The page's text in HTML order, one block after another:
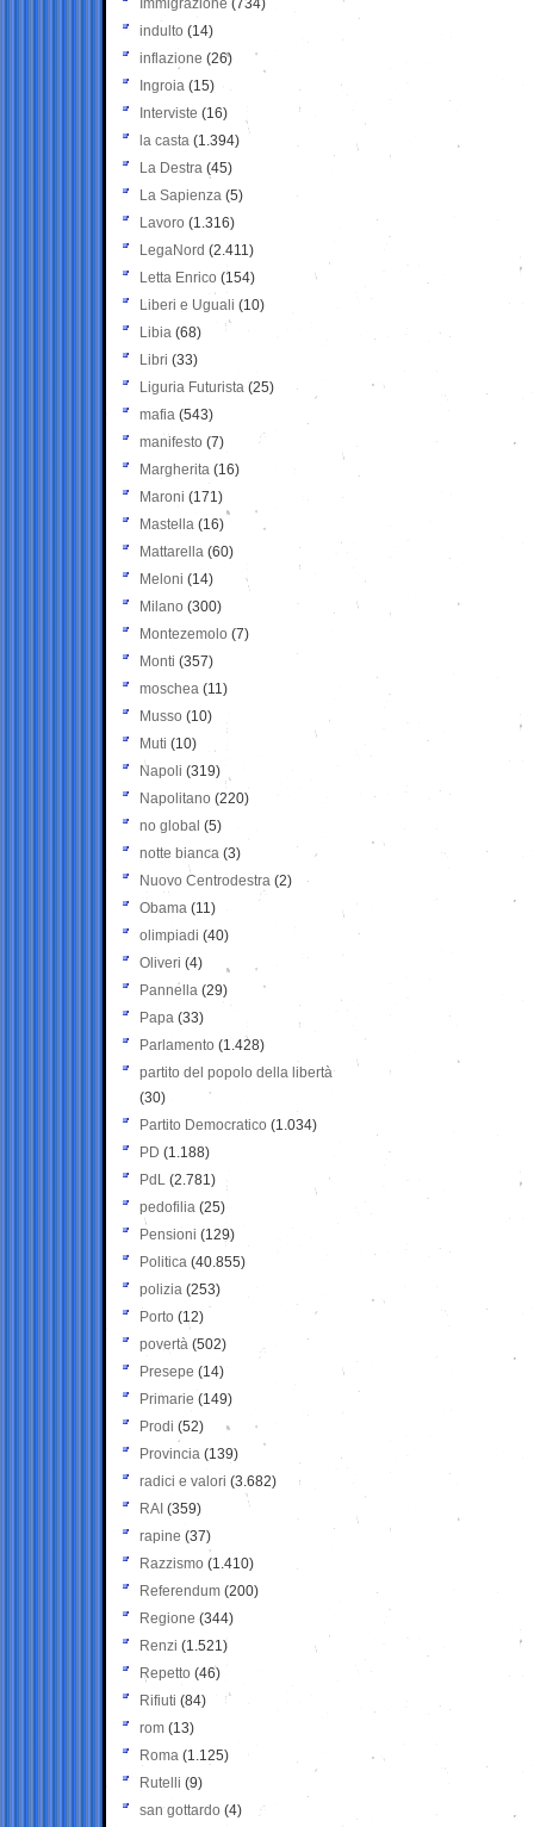
Immigrazione (734)
indulto (14)
inflazione (26)
Ingroia (15)
Interviste (16)
la casta (1.394)
La Destra (45)
La Sapienza (5)
Lavoro (1.316)
LegaNord (2.411)
Letta Enrico (154)
Liberi e Uguali (10)
Libia (68)
Libri (33)
Liguria Futurista (25)
mafia (543)
manifesto (7)
Margherita (16)
Maroni (171)
Mastella (16)
Mattarella (60)
Meloni (14)
Milano (300)
Montezemolo (7)
Monti (357)
moschea (11)
Musso (10)
Muti (10)
Napoli (319)
Napolitano (220)
no global (5)
notte bianca (3)
Nuovo Centrodestra (2)
Obama (11)
olimpiadi (40)
Oliveri (4)
Pannella (29)
Papa (33)
Parlamento (1.428)
partito del popolo della libertà
(30)
Partito Democratico (1.034)
PD (1.188)
PdL (2.781)
pedofilia (25)
Pensioni (129)
Politica (40.855)
polizia (253)
Porto (12)
povertà (502)
Presepe (14)
Primarie (149)
Prodi (52)
Provincia (139)
radici e valori (3.682)
RAI (359)
rapine (37)
Razzismo (1.410)
Referendum (200)
Regione (344)
Renzi (1.521)
Repetto (46)
Rifiuti (84)
rom (13)
Roma (1.125)
Rutelli (9)
san gottardo (4)